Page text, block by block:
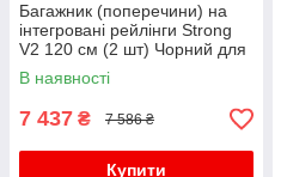
Багажник (поперечини) на
інтегровані рейлінги Strong
V2 120 см (2 шт) Чорний для
бмв X3 F-25 2011-2018 рр
В наявності
7 437 ₴ 7 586 ₴
Купити